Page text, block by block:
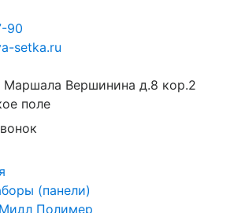
90
setka.ru
Маршала Вершинина д.8 кор.2
поле
(панели)
Мидл Полимер